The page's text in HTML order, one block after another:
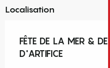
Localisation
FÊTE DE LA MER &
D'ARTIFICE